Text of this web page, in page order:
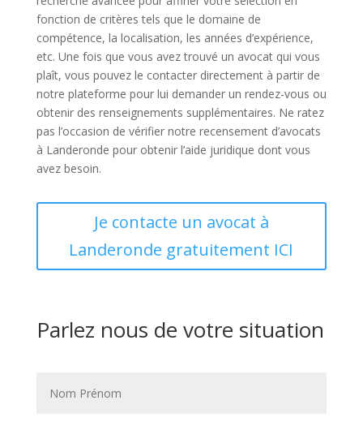
fonction de critères tels que le domaine de
compétence, la localisation, les années d’expérience,
etc. Une fois que vous avez trouvé un avocat qui vous
plaît, vous pouvez le contacter directement à partir de
notre plateforme pour lui demander un rendez-vous ou
obtenir des renseignements supplémentaires. Ne ratez
pas l’occasion de vérifier notre recensement d’avocats
à Landeronde pour obtenir l’aide juridique dont vous
avez besoin.
Je contacte un avocat à
Landeronde gratuitement ICI
Parlez nous de votre situation